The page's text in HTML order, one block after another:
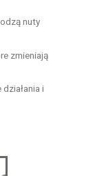
nuty
zmieniają
i